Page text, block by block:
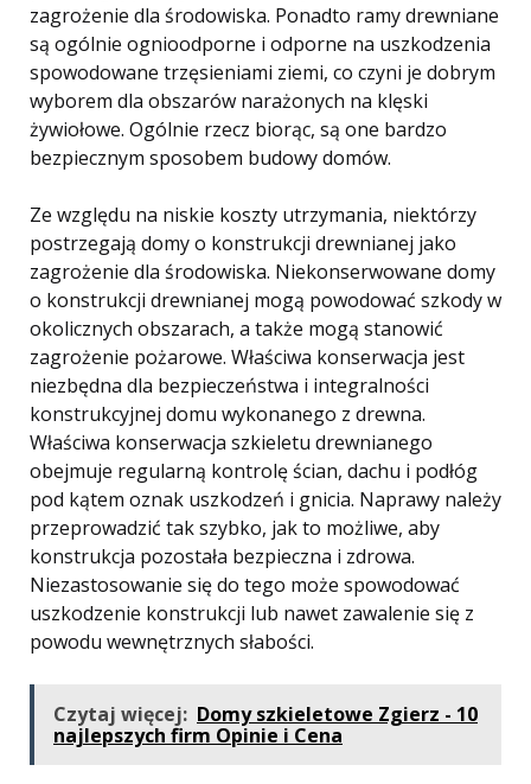
zagrożenie dla środowiska. Ponadto ramy drewniane
są ogólnie ognioodporne i odporne na uszkodzenia
spowodowane trzęsieniami ziemi, co czyni je dobrym
wyborem dla obszarów narażonych na klęski
żywiołowe. Ogólnie rzecz biorąc, są one bardzo
bezpiecznym sposobem budowy domów.
Ze względu na niskie koszty utrzymania, niektórzy
postrzegają domy o konstrukcji drewnianej jako
zagrożenie dla środowiska. Niekonserwowane domy
o konstrukcji drewnianej mogą powodować szkody w
okolicznych obszarach, a także mogą stanowić
zagrożenie pożarowe. Właściwa konserwacja jest
niezbędna dla bezpieczeństwa i integralności
konstrukcyjnej domu wykonanego z drewna.
Właściwa konserwacja szkieletu drewnianego
obejmuje regularną kontrolę ścian, dachu i podłóg
pod kątem oznak uszkodzeń i gnicia. Naprawy należy
przeprowadzić tak szybko, jak to możliwe, aby
konstrukcja pozostała bezpieczna i zdrowa.
Niezastosowanie się do tego może spowodować
uszkodzenie konstrukcji lub nawet zawalenie się z
powodu wewnętrznych słabości.
Czytaj więcej: Domy szkieletowe Zgierz - 10
najlepszych firm Opinie i Cena